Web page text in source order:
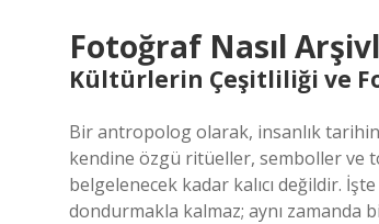
Fotoğraf Nasıl
Kültürlerin Çeşitliliği ve
Bir antropolog olarak, insanlık
kendine özgü ritüeller, semboller ve
belgelenecek kadar kalıcı değildir.
dondurmakla kalmaz; aynı